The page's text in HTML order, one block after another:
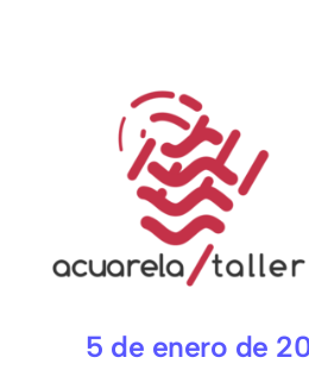
5 de enero de